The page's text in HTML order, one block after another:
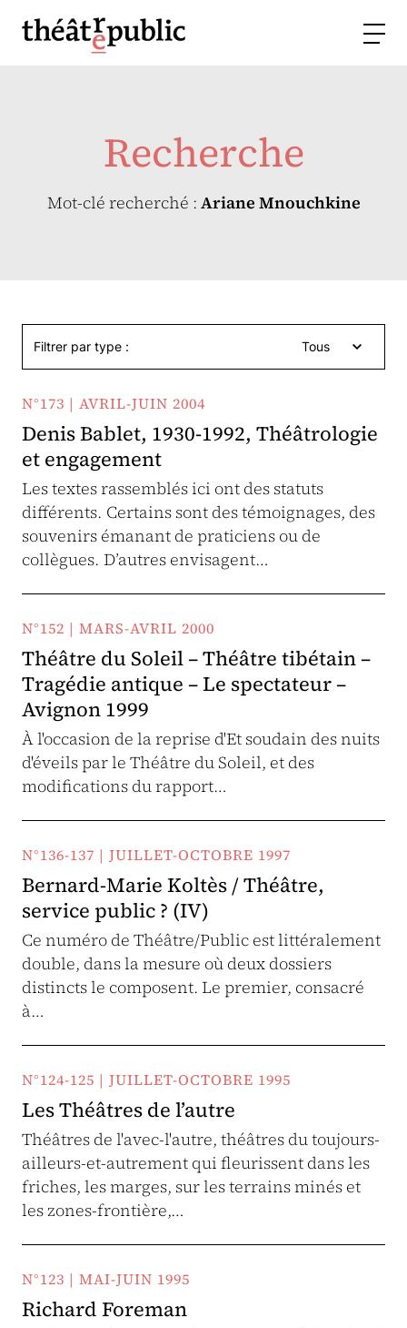
Recherche
Mot-clé recherché : Ariane Mnouchkine
Filtrer par type : Tous
N°173 | AVRIL-JUIN 2004
Denis Bablet, 1930-1992, Théâtrologie
et engagement
Les textes rassemblés ici ont des statuts
différents. Certains sont des témoignages, des
souvenirs émanant de praticiens ou de
collègues. D’autres envisagent…
N°152 | MARS-AVRIL 2000
Théâtre du Soleil – Théâtre tibétain –
Tragédie antique – Le spectateur –
Avignon 1999
À l'occasion de la reprise d'Et soudain des nuits
d'éveils par le Théâtre du Soleil, et des
modifications du rapport…
N°136-137 | JUILLET-OCTOBRE 1997
Bernard-Marie Koltès / Théâtre,
service public ? (IV)
Ce numéro de Théâtre/Public est littéralement
double, dans la mesure où deux dossiers
distincts le composent. Le premier, consacré
à…
N°124-125 | JUILLET-OCTOBRE 1995
Les Théâtres de l’autre
Théâtres de l'avec-l'autre, théâtres du toujours-
ailleurs-et-autrement qui fleurissent dans les
friches, les marges, sur les terrains minés et
les zones-frontière,…
N°123 | MAI-JUIN 1995
Richard Foreman